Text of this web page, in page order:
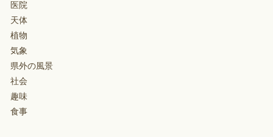
医院
天体
植物
気象
県外の風景
社会
趣味
食事